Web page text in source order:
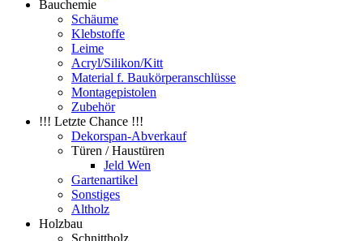
Bauchemie
Schäume
Klebstoffe
Leime
Acryl/Silikon/Kitt
Material f. Baukörperanschlüsse
Montagepistolen
Zubehör
!!! Letzte Chance !!!
Dekorspan-Abverkauf
Türen / Haustüren
Jeld Wen
Gartenartikel
Sonstiges
Altholz
Holzbau